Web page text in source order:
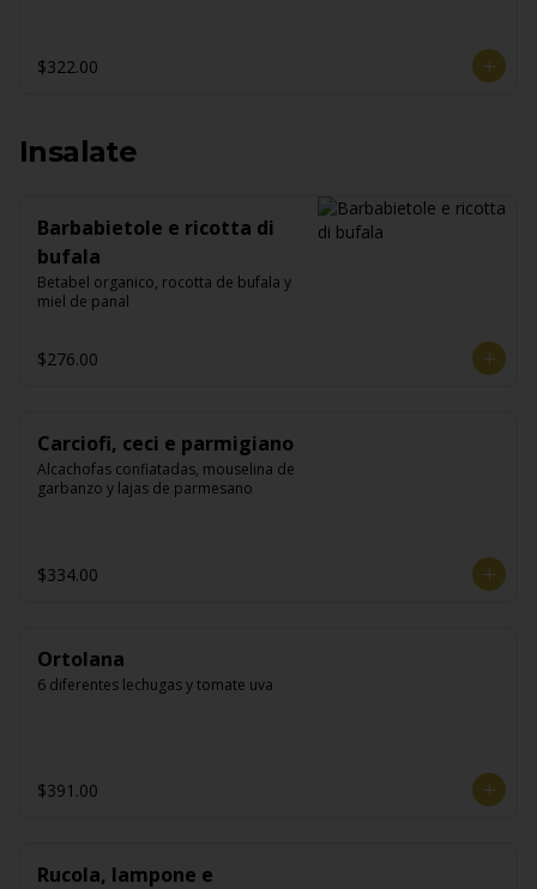
$322.00
Insalate
Barbabietole e ricotta di
bufala
Betabel organico, rocotta de bufala y
miel de panal
$276.00
Carciofi, ceci e parmigiano
Alcachofas confiatadas, mouselina de
garbanzo y lajas de parmesano
$334.00
Ortolana
6 diferentes lechugas y tomate uva
$391.00
Rucola, lampone e